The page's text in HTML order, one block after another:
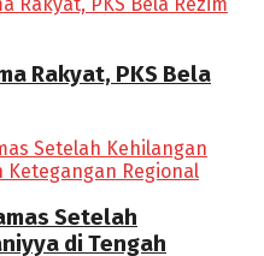
Rakyat, PKS Bela
Setelah
di Tengah